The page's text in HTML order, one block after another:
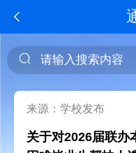
来源：学校发布
关于对2026届联办